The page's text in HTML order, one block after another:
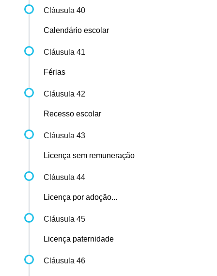
Cláusula 40
Calendário escolar
Cláusula 41
Férias
Cláusula 42
Recesso escolar
Cláusula 43
Licença sem remuneração
Cláusula 44
Licença por adoção...
Cláusula 45
Licença paternidade
Cláusula 46